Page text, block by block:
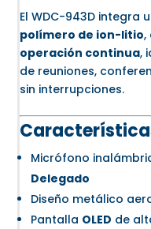
El WDC-943D integra
polímero de ion-litio,
operación continua,
de reuniones,
sin interrupciones.
Micrófono
Delegado
Diseño metálico
Pantalla OLED de